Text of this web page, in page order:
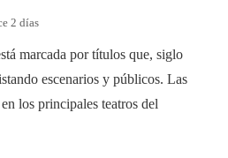
2 días
marcada por títulos que, siglo
escenarios y públicos. Las
los principales teatros del